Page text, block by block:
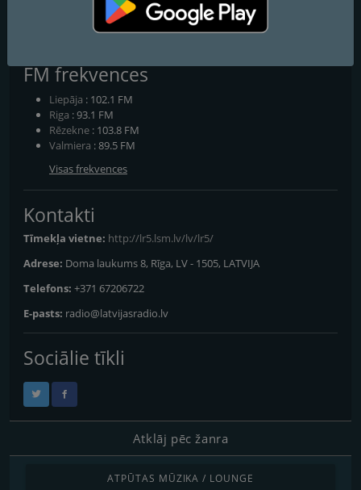
Eriņš, Elīna Baltskara, Lota Ulmane, Artis Volfs, Linda Samsonova,
Karmena Stepanova, Māra Sleja, Toms Grēviņš, Toms Putniņš,
FM frekvences
Liepāja : 102.1 FM
Riga : 93.1 FM
Rēzekne : 103.8 FM
Valmiera : 89.5 FM
Visas frekvences
Kontakti
Tīmekļa vietne: http://lr5.lsm.lv/lv/lr5/
Adrese: Doma laukums 8, Rīga, LV - 1505, LATVIJA
Telefons: +371 67206722
E-pasts: radio@latvijasradio.lv
Sociālie tīkli
Atklāj pēc žanra
ATPŪTAS MŪZIKA / LOUNGE